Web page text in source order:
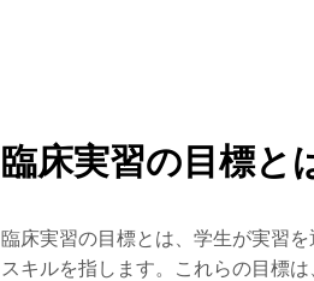
臨床実習の目標と
臨床実習の目標とは、学生が実習
スキルを指します。これらの目標